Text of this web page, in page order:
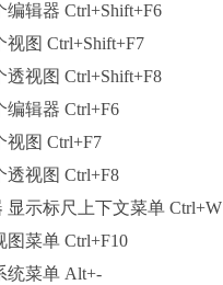
编辑器 Ctrl+Shift+F6
视图 Ctrl+Shift+F7
透视图 Ctrl+Shift+F8
编辑器 Ctrl+F6
视图 Ctrl+F7
透视图 Ctrl+F8
显示标尺上下文菜单 Ctrl+W
图菜单 Ctrl+F10
统菜单 Alt+-